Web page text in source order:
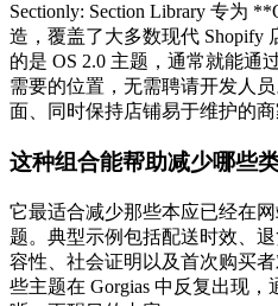
Sectionly: Section Library 专为
造，覆盖了大多数现代 Shopify
的是 OS 2.0 主题，通常就能通
需要的位置，无需聘请开发人
面、同时保持店铺易于维护的商
这种组合能帮助减少哪些
它最适合减少那些本应已经在
题。典型示例包括配送时效、
容性、社会证明以及首次购买
些主题在 Gorgias 中反复出现